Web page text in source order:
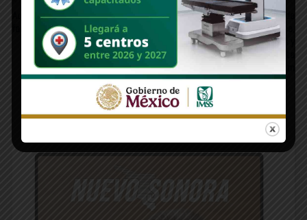
Aquamundo vuelve a recibir a las
familias aguapretenses
“Programa de simplificación de
trámites tiene 60% de avance;
facilita la vida de los mexicanos y
evita la corrupción”: Presidenta
Edición 1312